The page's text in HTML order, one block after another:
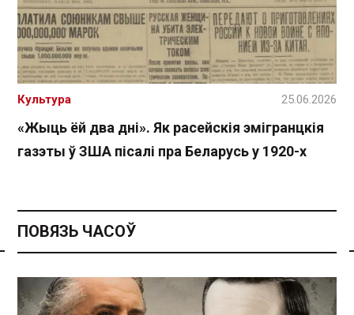
«Жыць ёй два дні». Як расейскія эмігранцкія
газэты ў ЗША пісалі пра Беларусь у 1920-х
Культура 25.06.2026
ПОВЯЗЬ ЧАСОЎ